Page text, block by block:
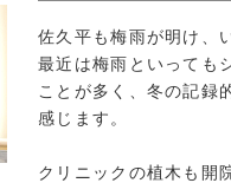
佐久平も梅雨が明け、
最近は梅雨といっても
ことが多く、冬の記録
感じます。
クリニックの植木も開